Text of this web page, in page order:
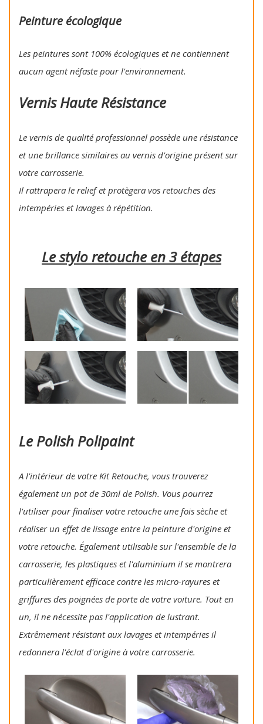
Peinture écologique
Les peintures sont 100% écologiques et ne contiennent
aucun agent néfaste pour l'environnement.
Vernis Haute Résistance
Le vernis de qualité professionnel possède une résistance
et une brillance similaires au vernis d'origine présent sur
votre carrosserie.
Il rattrapera le relief et protègera vos retouches des
intempéries et lavages à répétition.
Le stylo retouche en 3 étapes
Le Polish Polipaint
A l'intérieur de votre Kit Retouche, vous trouverez
également un pot de 30ml de Polish. Vous pourrez
l'utiliser pour finaliser votre retouche une fois sèche et
réaliser un effet de lissage entre la peinture d'origine et
votre retouche. Également utilisable sur l'ensemble de la
carrosserie, les plastiques et l'aluminium il se montrera
particulièrement efficace contre les micro-rayures et
griffures des poignées de porte de votre voiture. Tout en
un, il ne nécessite pas l'application de lustrant.
Extrêmement résistant aux lavages et intempéries il
redonnera l'éclat d'origine à votre carrosserie.